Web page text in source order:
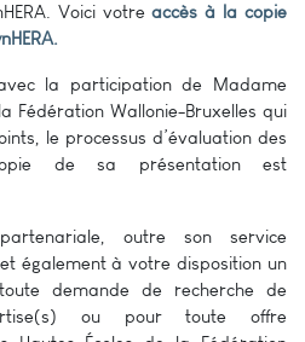
Voici votreaccès à la copie
.
la participation de Madame
Fédération Wallonie-Bruxelles qui
le processus d’évaluation des
de sa présentation est
outre son service
également à votre disposition un
demande de recherche de
ou pour toute offre